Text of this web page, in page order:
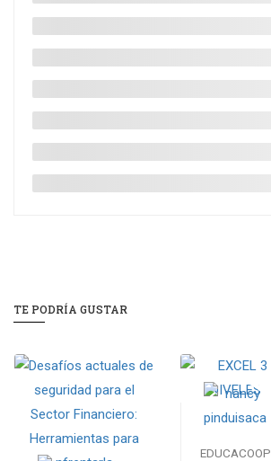
TE PODRÍA GUSTAR
EDUCACOOP